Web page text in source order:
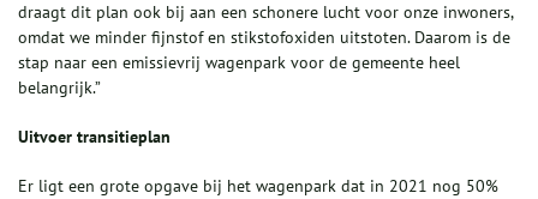
draagt dit plan ook bij aan een schonere lucht voor onze inwoners,
omdat we minder fijnstof en stikstofoxiden uitstoten. Daarom is de
stap naar een emissievrij wagenpark voor de gemeente heel
belangrijk.”
Uitvoer transitieplan
Er ligt een grote opgave bij het wagenpark dat in 2021 nog 50%